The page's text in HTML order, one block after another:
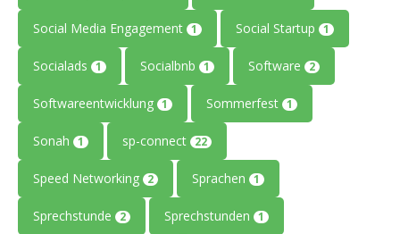
Social Media Engagement 1 Social Startup 1
Socialads 1 Socialbnb 1 Software 2
Softwareentwicklung 1 Sommerfest 1
Sonah 1 sp-connect 22
Speed Networking 2 Sprachen 1
Sprechstunde 2 Sprechstunden 1